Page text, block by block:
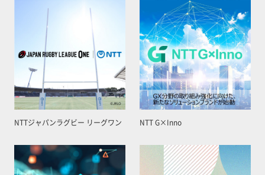
NTTジャパンラグビー リーグワン NTT G×Inno